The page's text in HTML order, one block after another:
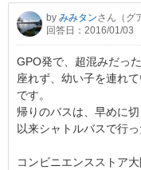
by みみタンさん（グ
回答日：2016/01/03
GPO発で、超混みだっ
座れず、幼い子を連れ
です。
帰りのバスは、早めに
以来シャトルバスで行っ
コンビニエンスストア